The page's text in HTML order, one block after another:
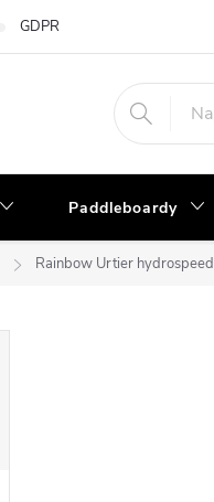
GDPR
Paddleboardy
Rainbow Urtier hydrospeed